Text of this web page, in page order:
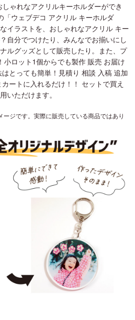
ゃれなアクリルキーホルダーができ
「ウェブデコ アクリル キーホルダ
イラストを、おしゃれなアクリル キー
自分でつけたり、みんなでお揃いにし
ルグッズとして販売したり。また、プ
小ロット1個からでも製作 販売 お届け
とっても簡単！見積り 相談 入稿 追加
ートに入れるだけ！！ セットで買え
いただけます。
ジです。実際に販売している商品ではあり